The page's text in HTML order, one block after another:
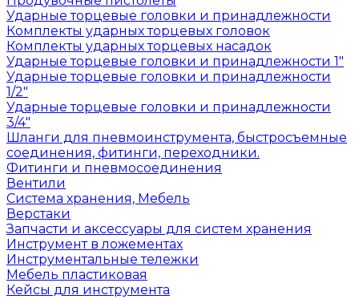
Ударные торцевые головки и принадлежности
Комплекты ударных торцевых головок
Комплекты ударных торцевых насадок
Ударные торцевые головки и принадлежности 1"
Ударные торцевые головки и принадлежности
1/2"
Ударные торцевые головки и принадлежности
3/4"
Шланги для пневмоинструмента, быстросъемные
соединения, фитинги, переходники.
Фитинги и пневмосоединения
Вентили
Система хранения, Мебель
Верстаки
Запчасти и аксессуары для систем хранения
Инструмент в ложементах
Инструментальные тележки
Мебель пластиковая
Кейсы для инструмента